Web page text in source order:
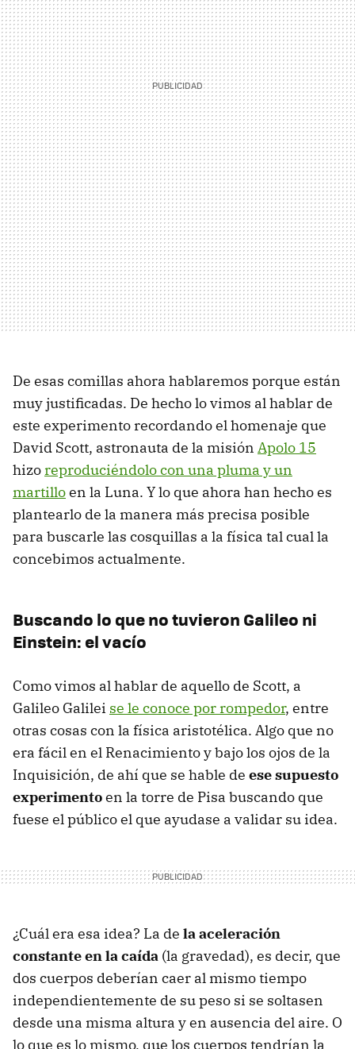
De esas comillas ahora hablaremos porque están
muy justificadas. De hecho lo vimos al hablar de
este experimento recordando el homenaje que
David Scott, astronauta de la misión Apolo 15
hizoreproduciéndolo con una pluma y un
martilloen la Luna. Y lo que ahora han hecho es
plantearlo de la manera más precisa posible
para buscarle las cosquillas a la física tal cual la
concebimos actualmente.
Buscando lo que no tuvieron Galileo ni
Einstein: el vacío
Como vimos al hablar de aquello de Scott, a
Galileo Galilei se le conoce por rompedor, entre
otras cosas con la física aristotélica. Algo que no
era fácil en el Renacimiento y bajo los ojos de la
Inquisición, de ahí que se hable de ese supuesto
experimentoen la torre de Pisa buscando que
fuese el público el que ayudase a validar su idea.
¿Cuál era esa idea? La de la aceleración
constante en la caída (la gravedad), es decir, que
dos cuerpos deberían caer al mismo tiempo
independientemente de su peso si se soltasen
desde una misma altura y en ausencia del aire. O
lo que es lo mismo, que los cuerpos tendrían la